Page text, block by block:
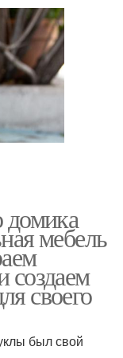
домика
мебель
создаем
своего
был свой